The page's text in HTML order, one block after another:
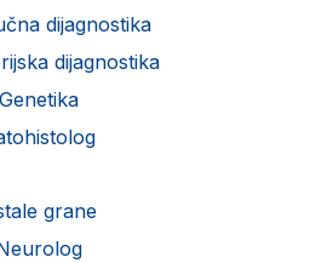
dijagnostika
dijagnostika
Genetika
grane